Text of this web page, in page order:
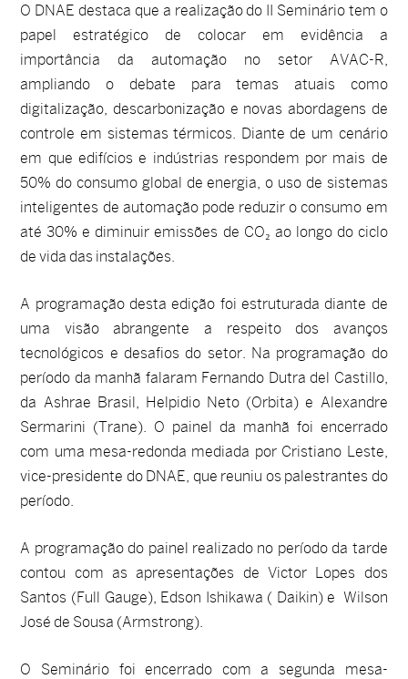
O DNAE destaca que a realização do II Seminário tem o
papel estratégico de colocar em evidência a
importância da automação no setor AVAC-R,
ampliando o debate para temas atuais como
digitalização, descarbonização e novas abordagens de
controle em sistemas térmicos. Diante de um cenário
em que edifícios e indústrias respondem por mais de
50% do consumo global de energia, o uso de sistemas
inteligentes de automação pode reduzir o consumo em
até 30% e diminuir emissões de CO₂ ao longo do ciclo
de vida das instalações.
A programação desta edição foi estruturada diante de
uma visão abrangente a respeito dos avanços
tecnológicos e desafios do setor. Na programação do
período da manhã falaram Fernando Dutra del Castillo,
da Ashrae Brasil, Helpidio Neto (Orbita) e Alexandre
Sermarini (Trane). O painel da manhã foi encerrado
com uma mesa-redonda mediada por Cristiano Leste,
vice-presidente do DNAE, que reuniu os palestrantes do
período.
A programação do painel realizado no período da tarde
contou com as apresentações de Victor Lopes dos
Santos (Full Gauge), Edson Ishikawa ( Daikin) e Wilson
José de Sousa (Armstrong).
O Seminário foi encerrado com a segunda mesa-